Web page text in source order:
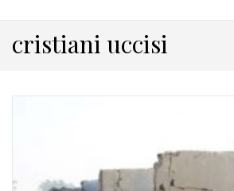
cristiani uccisi